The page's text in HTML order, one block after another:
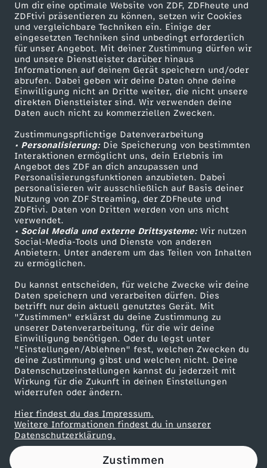
Um dir eine optimale Website von ZDF, ZDFheute und
ZDFtivi präsentieren zu können, setzen wir Cookies
und vergleichbare Techniken ein. Einige der
eingesetzten Techniken sind unbedingt erforderlich
für unser Angebot. Mit deiner Zustimmung dürfen wir
und unsere Dienstleister darüber hinaus
Informationen auf deinem Gerät speichern und/oder
abrufen. Dabei geben wir deine Daten ohne deine
Einwilligung nicht an Dritte weiter, die nicht unsere
direkten Dienstleister sind. Wir verwenden deine
Daten auch nicht zu kommerziellen Zwecken.
Zustimmungspflichtige Datenverarbeitung
• Personalisierung:Die Speicherung von bestimmten
Interaktionen ermöglicht uns, dein Erlebnis im
Angebot des ZDF an dich anzupassen und
Personalisierungsfunktionen anzubieten. Dabei
personalisieren wir ausschließlich auf Basis deiner
Nutzung von ZDF Streaming, der ZDFheute und
ZDFtivi. Daten von Dritten werden von uns nicht
verwendet.
• Social Media und externe Drittsysteme:Wir nutzen
Social-Media-Tools und Dienste von anderen
Anbietern. Unter anderem um das Teilen von Inhalten
zu ermöglichen.
Du kannst entscheiden, für welche Zwecke wir deine
Daten speichern und verarbeiten dürfen. Dies
betrifft nur dein aktuell genutztes Gerät. Mit
"Zustimmen" erklärst du deine Zustimmung zu
unserer Datenverarbeitung, für die wir deine
Einwilligung benötigen. Oder du legst unter
"Einstellungen/Ablehnen" fest, welchen Zwecken du
deine Zustimmung gibst und welchen nicht. Deine
Datenschutzeinstellungen kannst du jederzeit mit
Wirkung für die Zukunft in deinen Einstellungen
widerrufen oder ändern.
Hier findest du das Impressum.
Weitere Informationen findest du in unserer
Datenschutzerklärung.
Zustimmen
r
L
i
m
o
n
a
d
e
n
b
a
u
m
Mehr ZDF
ZDF-Apps
Smart TV
ZDFtext
Livestreams
Sendungen A-Z
TV-Programm
Service
ZDFmitreden
Kontakt zum ZDF
Tickets
Zuschauerservice
Hilfe
ZDF Unternehmen
Karriere
ZDF goes Schule
Werbefernsehen
Mainzelmännchen
Partner